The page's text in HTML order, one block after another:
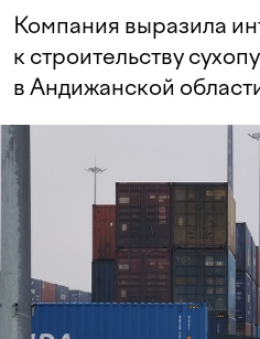
Компания выразила
к строительству
в Андижанской